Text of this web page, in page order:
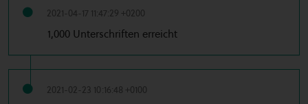
2021-04-17 11:47:29 +0200
1,000 Unterschriften erreicht
2021-02-23 10:16:48 +0100